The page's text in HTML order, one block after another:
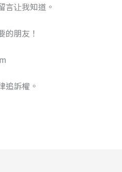
言让我知道。
朋友！
追訴權。